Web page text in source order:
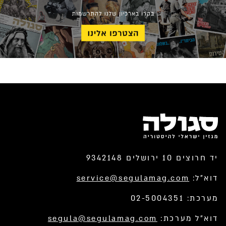
יד חרוצים 10 ירושלים 9342148
דוא”ל: service@segulamag.com
מערכת: 02-5004351
דוא”ל מערכת: segula@segulamag.com